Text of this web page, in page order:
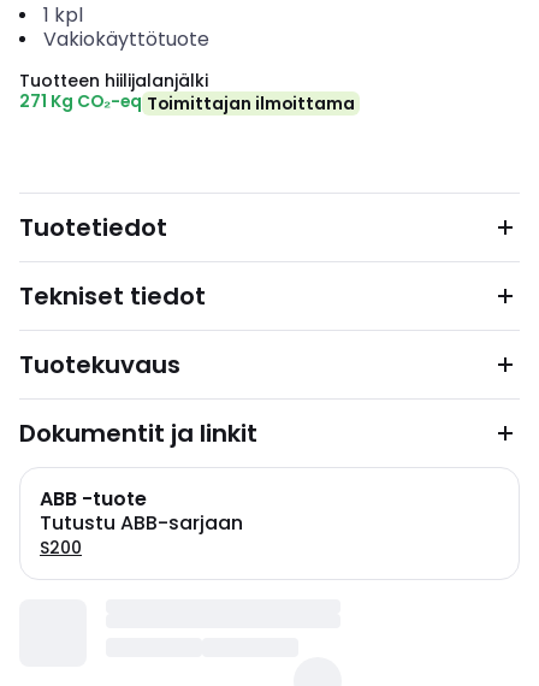
1 kpl
Vakiokäyttötuote
Tuotteen hiilijalanjälki
271 Kg CO₂-eq Toimittajan ilmoittama
Tuotetiedot
Tekniset tiedot
Tuotekuvaus
Dokumentit ja linkit
ABB -tuote
Tutustu ABB-sarjaan
S200